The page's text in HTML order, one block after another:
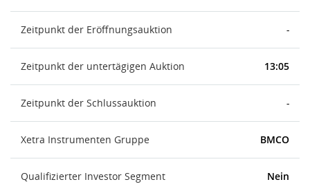
Zeitpunkt der Eröffnungsauktion -
Zeitpunkt der untertägigen Auktion 13:05
Zeitpunkt der Schlussauktion -
Xetra Instrumenten Gruppe BMCO
Qualifizierter Investor Segment Nein